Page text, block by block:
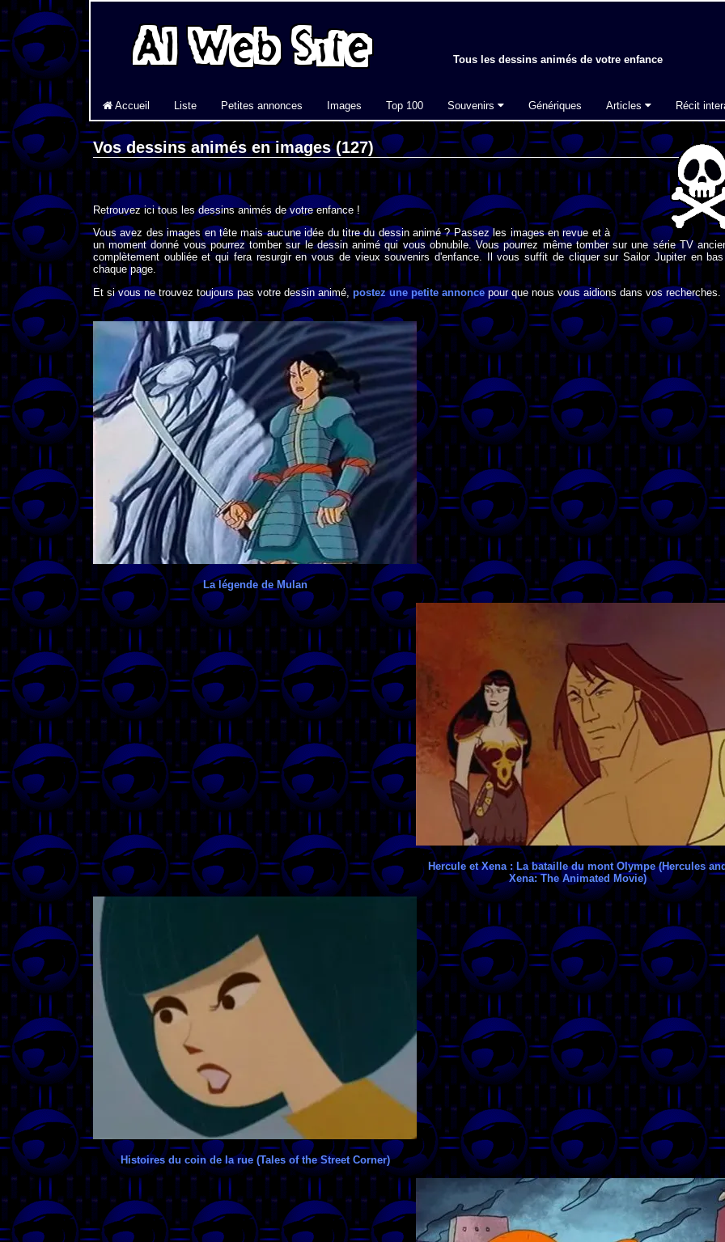
Tous les dessins animés de votre enfance
Accueil Liste Petites annonces Images Top 100 Souvenirs Génériques Articles Récit
Vos dessins animés en images (127)
Retrouvez ici tous les dessins animés de votre enfance !
Vous avez des images en tête mais aucune idée du titre du dessin animé ? Passez les images en revue et à
un moment donné vous pourrez tomber sur le dessin animé qui vous obnubile. Vous pourrez même tomber sur une série TV
complètement oubliée et qui fera resurgir en vous de vieux souvenirs d'enfance. Il vous suffit de cliquer sur Sailor Jupiter en
chaque page.
Et si vous ne trouvez toujours pas votre dessin animé, postez une petite annonce pour que nous vous aidions dans vos recherches.
La légende de Mulan
Hercule et Xena : La bataille du mont Olympe (Hercules
Xena: The Animated Movie)
Histoires du coin de la rue (Tales of the Street Corner)